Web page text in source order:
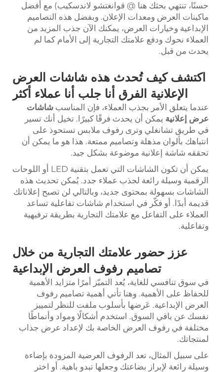
حسنًا، تنتهي بحثك هنا @ قوانغتشو لاندسكيب) مع أفضل
ماكينات العرض ومعدات الإعلان. وبفضل هذه التصاميم
الإبداعية وخيارات العرض، يمكنك الآن جذب المزيد من
العملاء نحوك ودفع علامتك التجارية إلى الأمام كما لم
يحدث من قبل.
اكتشف كيف تُحدث هذه شاشات العرض
الإعلانية الفرقأناجلبأناعملاء أكثر
عندما يتعلق الأمر بجذب العملاء، فإن المناسبشاشات
عرض إعلانيةيمكن أن يحدث فرقًا كبيرًا. تخيل أنك تسير
في طريق تشانغلي وترى رفوف ملابس تستحوذ على
انتباهك بألوان مذهلة وتصاميم ممتعة. هذا هو ما يمكن أن
تحققه شاشة إعلانية موضوعة بشكل جيد.
يمكن أن تكون الشاشات التي تعمل بتقنية LED أو اللوحات
الرقمية وسيلة رائعة لجذب عملاء جدد. يُمكن تحديث هذه
الشاشات بسهولة بمحتوى جديد، وبالتالي لن تصبح إعلاناتك
قديمة أبدًا. أو فكّر في استخدام شاشات تفاعلية تساعد
العملاء على التفاعل مع علامتك التجارية بطريقة ترفيهية
وتفاعلية.
عزز حضور علامتك التجارية من خلال
تصاميم رفوف العرض الإبداعية
في سوق تنافسي للغاية، يُعد التميّز أمرًا متزايد الأهمية
للحفاظ على الأهمية. وهنا تأتي أهمية تصاميم رفوف
العرض الإبداعية. عَرضها بأسلوب ملفت للنظر لتمييز
نفسك عن باقي السوق. استخدم أشكالًا ومواد وأنماطًا
مختلفة في رفوف العرض الخاصة بك لإعداد عرض جذاب
لمنتجاتك.
على سبيل المثال، تعد الرفوف العرضية المزودة بإضاءة
وسيلة رائعة لإبراز بضاعتك وجعلها تبدو باهية. أو اختر